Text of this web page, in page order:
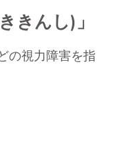
きんし)」
の視力障害を指